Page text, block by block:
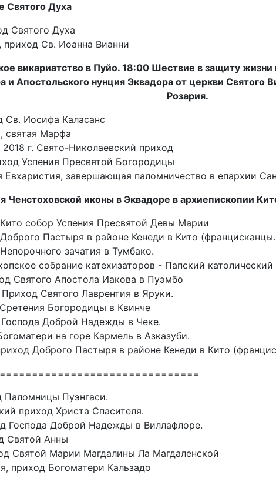
Святого Духа
Святого Духа
приход Св. Иоанна Вианни
викариатство в Пуйо. 18:00 Шествие в защиту
и Апостольского нунция Эквадора от церкви Святого
Розария.
Св. Иосифа Каласанс
святая Марфа
г. Свято-Николаевский приход
Успения Пресвятой Богородицы
Евхаристия, завершающая паломничество в епархии
Ченстоховской иконы в Эквадоре в архиепископии
собор Успения Пресвятой Девы Марии
Пастыря в районе Кенеди в Кито
зачатия в Тумбако.
собрание катехизаторов - Папский
Святого Апостола Иакова в Пуэмбо
Святого Лаврентия в Яруки.
Богородицы в Квинче
Доброй Надежды в Чеке.
на горе Кармель в Азказуби.
Доброго Пастыря в районе Кенеди в Кито
Паломницы Пуэнгаси.
приход Христа Спасителя.
Господа Доброй Надежды в Виллафлоре.
Святой Анны
Святой Марии Магдалины Ла Магдаленской
приход Богоматери Кальзадо